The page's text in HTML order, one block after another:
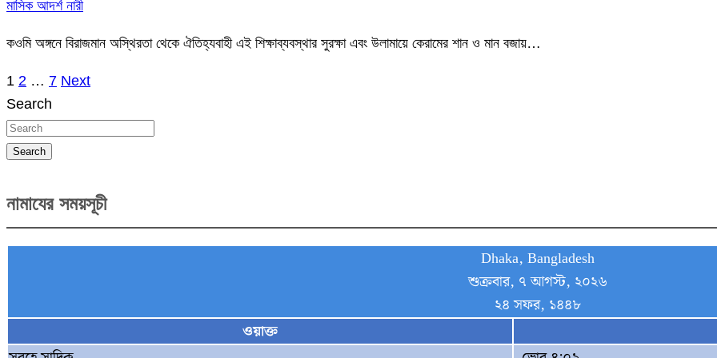
মাসিক আদর্শ নারী
কওমি অঙ্গনে বিরাজমান অস্থিরতা থেকে ঐতিহ্যবাহী এই শিক্ষাব্যবস্থার সুরক্ষা এবং উলামায়ে কেরামের শান ও মান বজায়…
Posts
pagination
1 2 … 7 Next
Search
Search
নামাযের সময়সূচী
Dhaka, Bangladesh
শুক্রবার, ৭ আগস্ট, ২০২৬
২৪ সফর, ১৪৪৮
ওয়াক্ত